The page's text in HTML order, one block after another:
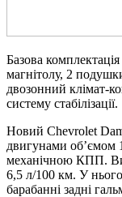
Базова
магнітолу, 2
двозонний клімат-
систему стабілізації.
Новий Chevrolet
двигунами об’ємом
механічною КПП.
6,5 л/100 км. У нього
барабанні задні